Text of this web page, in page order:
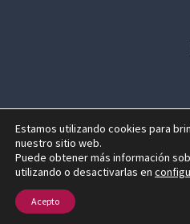
© 2026 Centenario Travel
Estamos utilizando cookies para
nuestro sitio web.
Puede obtener más información
utilizando o desactivarlas en
Acepto